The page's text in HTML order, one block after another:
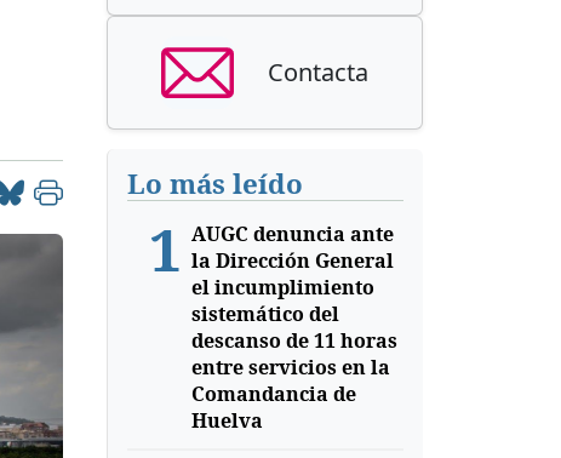
Contacta
Lo más leído
1 AUGC denuncia ante
la Dirección General
el incumplimiento
sistemático del
descanso de 11 horas
entre servicios en la
Comandancia de
Huelva